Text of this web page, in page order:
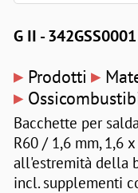
G II - 342GSS0001
▸ Prodotti ▸
▸
Bacchette per
R60 / 1,6 mm, 1,6
all'estremità della
incl. supplementi